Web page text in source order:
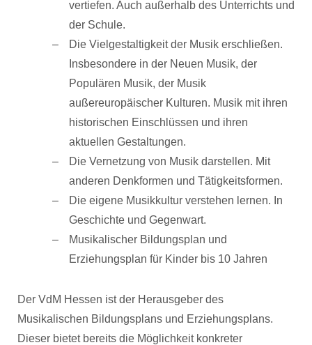
vertiefen. Auch außerhalb des Unterrichts und
der Schule.
Die Vielgestaltigkeit der Musik erschließen.
Insbesondere in der Neuen Musik, der
Populären Musik, der Musik
außereuropäischer Kulturen. Musik mit ihren
historischen Einschlüssen und ihren
aktuellen Gestaltungen.
Die Vernetzung von Musik darstellen. Mit
anderen Denkformen und Tätigkeitsformen.
Die eigene Musikkultur verstehen lernen. In
Geschichte und Gegenwart.
Musikalischer Bildungsplan und
Erziehungsplan für Kinder bis 10 Jahren
Der VdM Hessen ist der Herausgeber des
Musikalischen Bildungsplans und Erziehungsplans.
Dieser bietet bereits die Möglichkeit konkreter